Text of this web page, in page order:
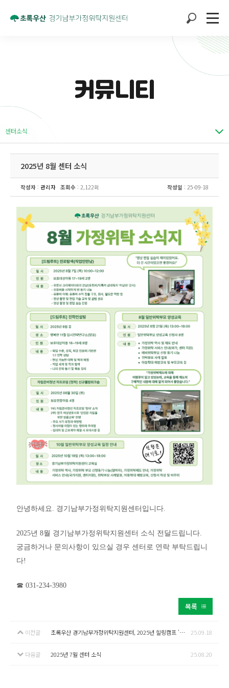
커뮤니티
센터소식
2025년 8월 센터 소식
작성자 : 관리자 조회수 : 2,122회 작성일 : 25-09-18
안녕하세요. 경기남부가정위탁지원센터입니다.
2025년 8월 경기남부가정위탁지원센터 소식 전달드립니다.
궁금하거나 문의사항이 있으실 경우 센터로 연락 부탁드립니
다!
☎ 031-234-3980
목록
이전글 초록우산 경기남부가정위탁지원센터, 2025년 힐링캠프 '우리가족, 별 헤는 밤' 성료 25.09.18
다음글 2025년 7월 센터 소식 25.08.20